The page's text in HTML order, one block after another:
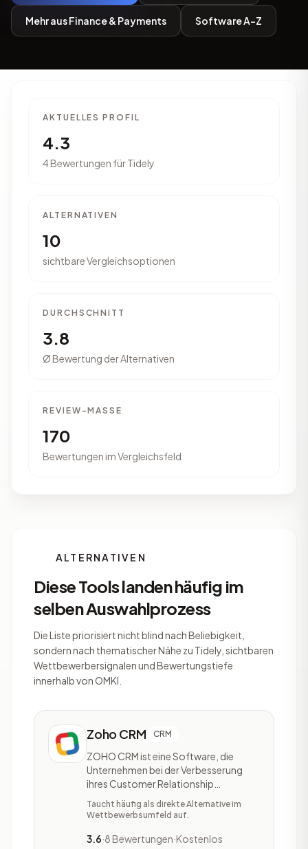
Mehr aus Finance & Payments Software A-Z
AKTUELLES PROFIL
4.3
4 Bewertungen für Tidely
ALTERNATIVEN
10
sichtbare Vergleichsoptionen
DURCHSCHNITT
3.8
Ø Bewertung der Alternativen
REVIEW-MASSE
170
Bewertungen im Vergleichsfeld
ALTERNATIVEN
Diese Tools landen häufig im
selben Auswahlprozess
Die Liste priorisiert nicht blind nach Beliebigkeit,
sondern nach thematischer Nähe zu Tidely, sichtbaren
Wettbewerbersignalen und Bewertungstiefe
innerhalb von OMKI.
Zoho CRM CRM
ZOHO CRM ist eine Software, die
Unternehmen bei der Verbesserung
ihres Customer Relationship
Managements unterstützt. Das Tool
richtet sich an kleine und größere
für Selbstständige und Agenturen
Taucht häufig als direkte Alternative im
Wettbewerbsumfeld auf.
3.6·8 Bewertungen·Kostenlos